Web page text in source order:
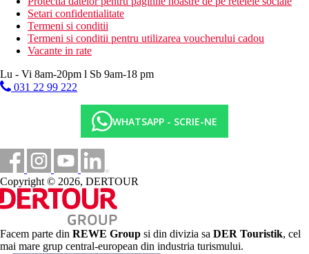
Categoria oficiala
4 stele
Nota
https://www.hotelesdunas.com/en/bungalows-dunas-
maspalomas/
Distanţe
Distanta de cel mai apropiat aeroport
2 km
Distanta pana la plaja
1,5 km
Centrul orasului
1,2 km
Centru turistic
Setari confidentialitate
Termeni si conditii
Termeni si conditii pentru utilizarea voucherului cadou
Vacante in rate
Lu - Vi 8am-20pm l Sb 9am-18 pm
031 22 99 222
WHATSAPP - SCRIE-NE
Copyright © 2026, DERTOUR
Facem parte din REWE Group si din divizia sa DER Touristik, cel
mai mare grup central-european din industria turismului.